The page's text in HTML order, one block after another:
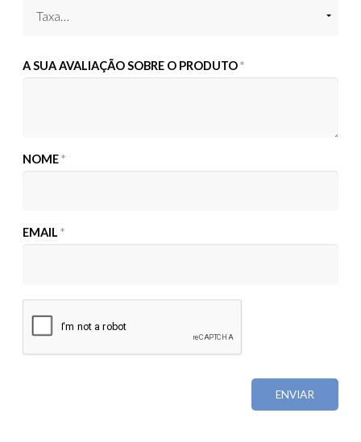
A SUA AVALIAÇÃO SOBRE O PRODUTO*
NOME*
EMAIL*